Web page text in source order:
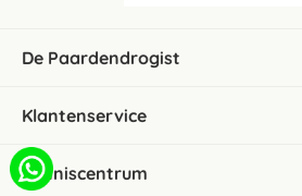
De Paardendrogist
Klantenservice
Kenniscentrum